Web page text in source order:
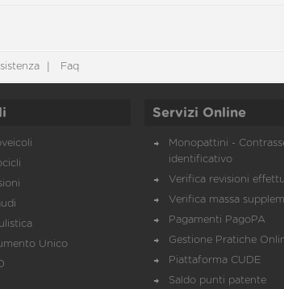
Faq
Unico
Servizi Online
Monopattini -
identificativo
Verifica revisioni
Verifica massa
Pagamenti PagoPA
Gestione Pratiche
Piattaforma CUDE
Saldo punti patente